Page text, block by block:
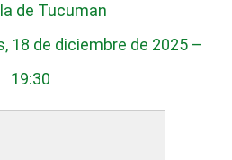
de Tucuman
18 de diciembre de 2025 –
19:30